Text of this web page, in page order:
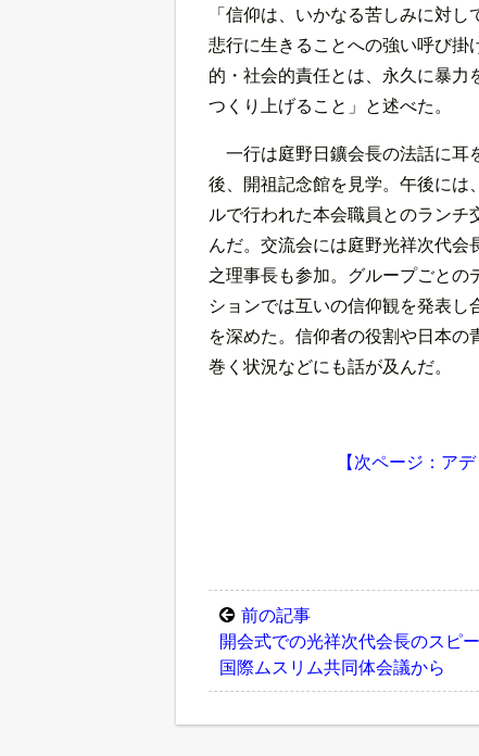
「信仰は、いかなる苦しみに対
悲行に生きることへの強い呼び
的・社会的責任とは、永久に暴
つくり上げること」と述べた。
一行は庭野日鑛会長の法話に耳
後、開祖記念館を見学。午後には
ルで行われた本会職員とのランチ
んだ。交流会には庭野光祥次代会
之理事長も参加。グループごとの
ションでは互いの信仰観を発表し
を深めた。信仰者の役割や日本の
巻く状況などにも話が及んだ。
【次ページ：ア
前の記事
開会式での光祥次代会長のスピ
国際ムスリム共同体会議から